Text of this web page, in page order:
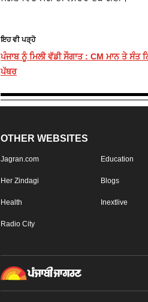
ਇਹ ਵੀ ਪੜ੍ਹੋ
ਪੰਜਾਬ ਨੂੰ ਮਿਲੀ ਵੱਡੀ ਸੌਗਾਤ : CM ਮਾਨ ਤੇ ਸੰਤ
ਪੱਥਰ
OTHER WEBSITES
Jagran.com Education
Her Zindagi Blogs
Health Inextlive
Radio City